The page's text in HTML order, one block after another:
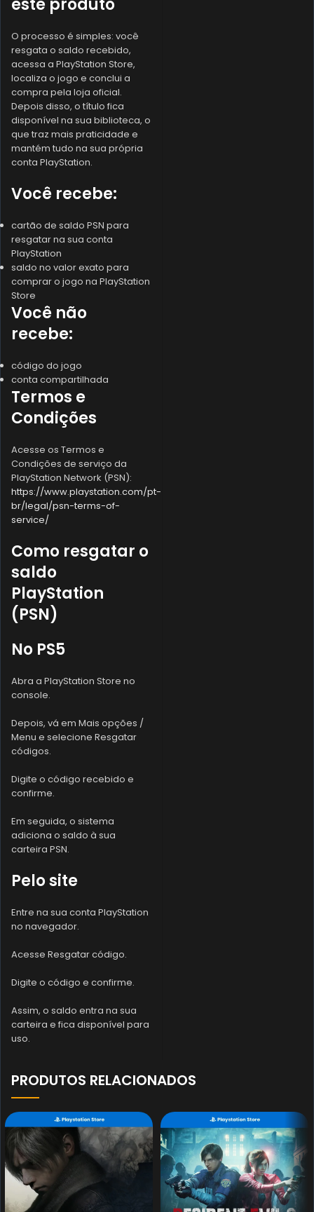
este produto
O processo é simples: você
resgata o saldo recebido,
acessa a PlayStation Store,
localiza o jogo e conclui a
compra pela loja oficial.
Depois disso, o título fica
disponível na sua biblioteca, o
que traz mais praticidade e
mantém tudo na sua própria
conta PlayStation.
Você recebe:
cartão de saldo PSN para
resgatar na sua conta
PlayStation
saldo no valor exato para
comprar o jogo na PlayStation
Store
Você não
recebe:
código do jogo
conta compartilhada
Termos e
Condições
Acesse os Termos e
Condições de serviço da
PlayStation Network (PSN):
https://www.playstation.com/pt-
br/legal/psn-terms-of-
service/
Como resgatar o
saldo
PlayStation
(PSN)
No PS5
Abra a PlayStation Store no
console.
Depois, vá em Mais opções /
Menu e selecione Resgatar
códigos.
Digite o código recebido e
confirme.
Em seguida, o sistema
adiciona o saldo à sua
carteira PSN.
Pelo site
Entre na sua conta PlayStation
no navegador.
Acesse Resgatar código.
Digite o código e confirme.
Assim, o saldo entra na sua
carteira e fica disponível para
uso.
PRODUTOS RELACIONADOS